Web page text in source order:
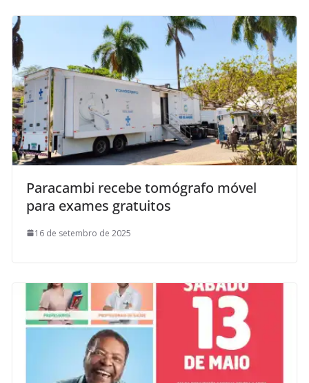
Paracambi recebe tomógrafo móvel
para exames gratuitos
16 de setembro de 2025